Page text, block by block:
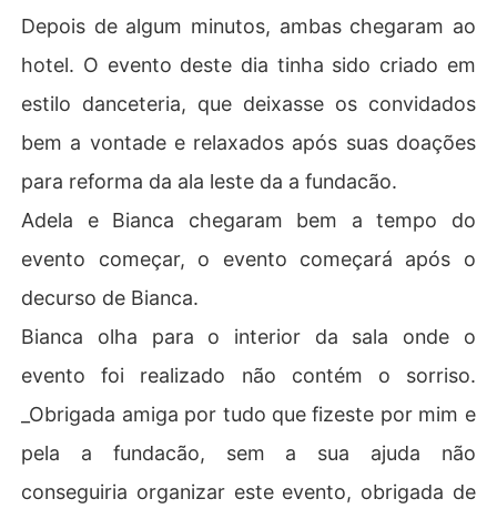
Depois de algum minutos, ambas chegaram ao
hotel. O evento deste dia tinha sido criado em
estilo danceteria, que deixasse os convidados
bem a vontade e relaxados após suas doações
para reforma da ala leste da a fundacão.
Adela e Bianca chegaram bem a tempo do
evento começar, o evento começará após o
decurso de Bianca.
Bianca olha para o interior da sala onde o
evento foi realizado não contém o sorriso.
_Obrigada amiga por tudo que fizeste por mim e
pela a fundacão, sem a sua ajuda não
conseguiria organizar este evento, obrigada de